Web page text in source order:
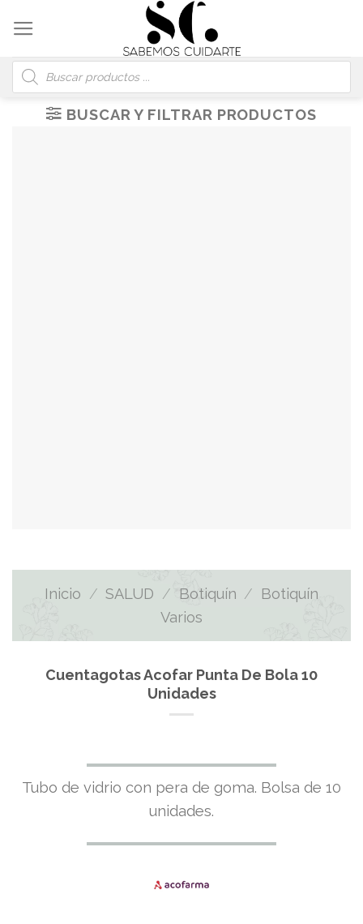
content
Búsqueda
de
productos
BUSCAR Y FILTRAR PRODUCTOS
Inicio / SALUD / Botiquín /
Botiquín
Varios
Cuentagotas Acofar Punta De Bola 10
Unidades
Tubo de vidrio con pera de goma. Bolsa de 10
unidades.